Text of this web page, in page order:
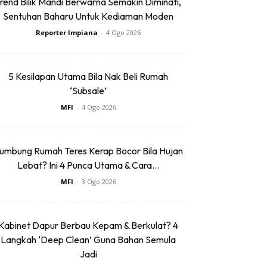
Sentuhan Baharu Untuk Kediaman Moden
Reporter Impiana - 4 Ogo 2026
5 Kesilapan Utama Bila Nak Beli Rumah
‘Subsale’
MFI - 4 Ogo 2026
Rumah Teres Kerap Bocor Bila Hujan
Lebat? Ini 4 Punca Utama & Cara...
MFI - 3 Ogo 2026
Dapur Berbau Kepam & Berkulat? 4
Langkah ‘Deep Clean’ Guna Bahan Semula
Jadi